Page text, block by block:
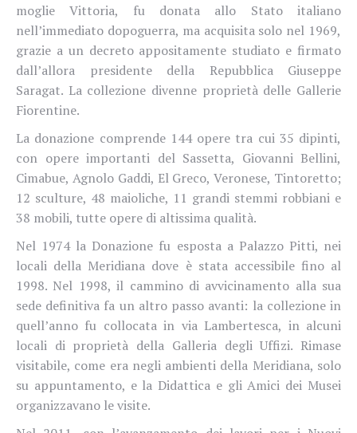
moglie Vittoria, fu donata allo Stato italiano
nell’immediato dopoguerra, ma acquisita solo nel 1969,
grazie a un decreto appositamente studiato e firmato
dall’allora presidente della Repubblica Giuseppe
Saragat. La collezione divenne proprietà delle Gallerie
Fiorentine.
La donazione comprende 144 opere tra cui 35 dipinti,
con opere importanti del Sassetta, Giovanni Bellini,
Cimabue, Agnolo Gaddi, El Greco, Veronese, Tintoretto;
12 sculture, 48 maioliche, 11 grandi stemmi robbiani e
38 mobili, tutte opere di altissima qualità.
Nel 1974 la Donazione fu esposta a Palazzo Pitti, nei
locali della Meridiana dove è stata accessibile fino al
1998. Nel 1998, il cammino di avvicinamento alla sua
sede definitiva fa un altro passo avanti: la collezione in
quell’anno fu collocata in via Lambertesca, in alcuni
locali di proprietà della Galleria degli Uffizi. Rimase
visitabile, come era negli ambienti della Meridiana, solo
su appuntamento, e la Didattica e gli Amici dei Musei
organizzavano le visite.